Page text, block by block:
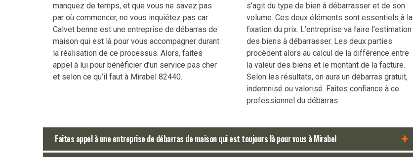
manquez de temps, et que vous ne savez pas
par où commencer, ne vous inquiétez pas car
Calvet benne est une entreprise de débarras de
maison qui est là pour vous accompagner durant
la réalisation de ce processus. Alors, faites
appel à lui pour bénéficier d’un service pas cher
et selon ce qu’il faut à Mirabel 82440.
s’agit du type de bien à débarrasser et de son
volume. Ces deux éléments sont essentiels à la
fixation du prix. L’entreprise va faire l’estimation
des biens à débarrasser. Les deux parties
procèdent alors au calcul de la différence entre
la valeur des biens et le montant de la facture.
Selon les résultats, on aura un débarras gratuit,
indemnisé ou valorisé. Faites confiance à ce
professionnel du débarras.
Faites appel à une entreprise de débarras de maison qui est toujours là pour vous à Mirabel